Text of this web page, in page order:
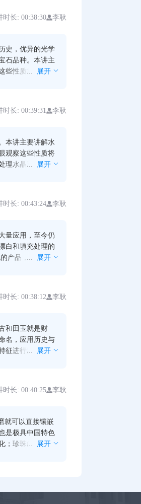
时长: 00:38:30 李耿
史，优异的光学
石品种。本讲主
些性质将红蓝宝
... 展开
时长: 00:39:31 李耿
本讲主要讲解水
观察这些性质将
理水晶和合成水
... 展开
时长: 00:43:24 李耿
量应用，至今仍
白和填充处理的
产品，其与天然
... 展开
时长: 00:38:12 李耿
和田玉就是财
名，应用历史与
征进行鉴定；优
... 展开
时长: 00:40:25 李耿
就可以直接镶嵌
是极具中国特色
；珍珠的形成原
... 展开